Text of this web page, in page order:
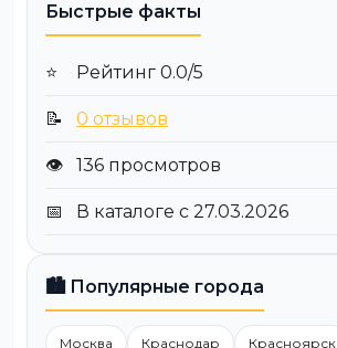
Быстрые факты
⭐ Рейтинг 0.0/5
📝 0 отзывов
👁️ 136 просмотров
📅 В каталоге с 27.03.2026
🏙️ Популярные города
Москва Краснодар Красноярск